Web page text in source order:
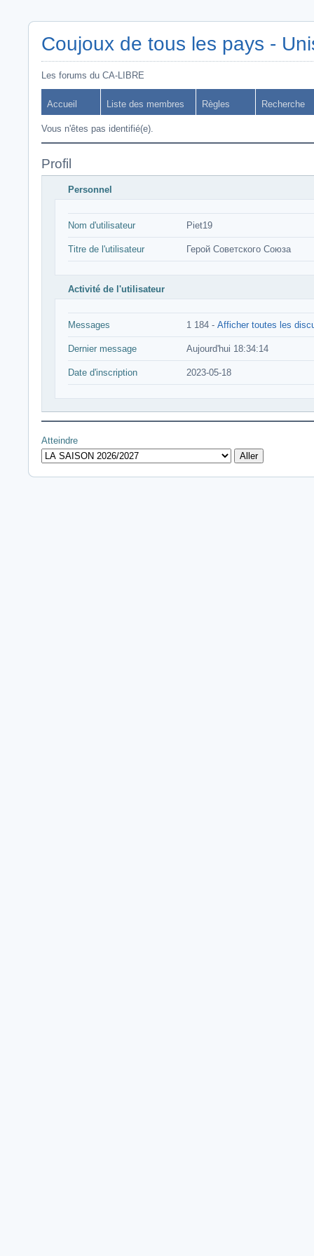
Coujoux de tous les pays -
Les forums du CA-LIBRE
Accueil Liste des membres Règles Recherche
Vous n'êtes pas identifié(e).
Profil
Personnel
Nom d'utilisateur Piet19
Titre de l'utilisateur Герой Советского Союза
Activité de l'utilisateur
Messages 1 184 - Afficher toutes les
Dernier message Aujourd'hui 18:34:14
Date d'inscription 2023-05-18
Atteindre